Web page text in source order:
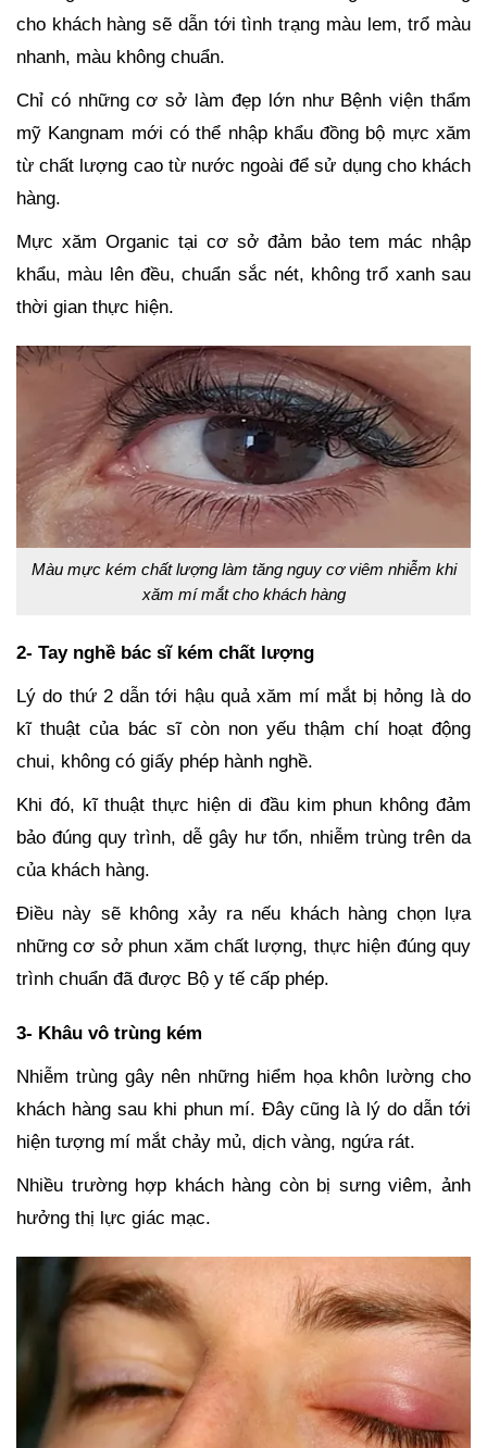
cho khách hàng sẽ dẫn tới tình trạng màu lem, trổ màu
nhanh, màu không chuẩn.
Chỉ có những cơ sở làm đẹp lớn như Bệnh viện thẩm
mỹ Kangnam mới có thể nhập khẩu đồng bộ mực xăm
từ chất lượng cao từ nước ngoài để sử dụng cho khách
hàng.
Mực xăm Organic tại cơ sở đảm bảo tem mác nhập
khẩu, màu lên đều, chuẩn sắc nét, không trổ xanh sau
thời gian thực hiện.
Màu mực kém chất lượng làm tăng nguy cơ viêm nhiễm khi
xăm mí mắt cho khách hàng
2- Tay nghề bác sĩ kém chất lượng
Lý do thứ 2 dẫn tới hậu quả xăm mí mắt bị hỏng là do
kĩ thuật của bác sĩ còn non yếu thậm chí hoạt động
chui, không có giấy phép hành nghề.
Khi đó, kĩ thuật thực hiện di đầu kim phun không đảm
bảo đúng quy trình, dễ gây hư tổn, nhiễm trùng trên da
của khách hàng.
Điều này sẽ không xảy ra nếu khách hàng chọn lựa
những cơ sở phun xăm chất lượng, thực hiện đúng quy
trình chuẩn đã được Bộ y tế cấp phép.
3- Khâu vô trùng kém
Nhiễm trùng gây nên những hiểm họa khôn lường cho
khách hàng sau khi phun mí. Đây cũng là lý do dẫn tới
hiện tượng mí mắt chảy mủ, dịch vàng, ngứa rát.
Nhiều trường hợp khách hàng còn bị sưng viêm, ảnh
hưởng thị lực giác mạc.